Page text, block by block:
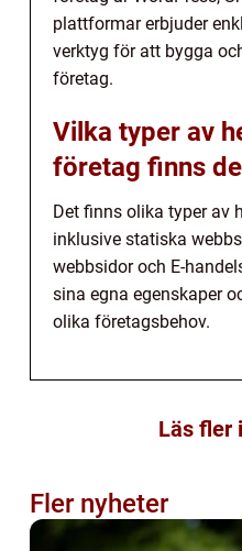
plattformar erbjuder
verktyg för att bygga
företag.
Vilka typer av
företag finns
Det finns olika typer av
inklusive statiska
webbsidor och E-
sina egna egenskaper
olika företagsbehov.
Läs fler
Fler nyheter